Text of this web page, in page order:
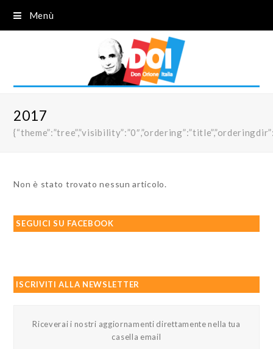
Menù
2017
Non è stato trovato nessun articolo.
SEGUICI SU FACEBOOK
ISCRIVITI ALLA NEWSLETTER
Riceverai i nostri aggiornamenti direttamente nella tua
casella email